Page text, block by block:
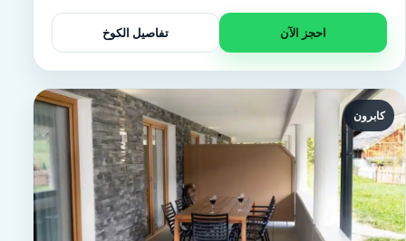
t
احجز الآن تفاصيل الكوخ
كابرون